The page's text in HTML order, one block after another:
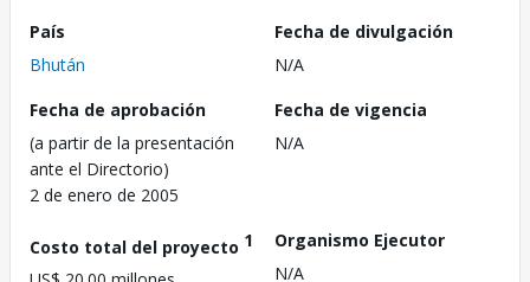
País
Bhután
Fecha de divulgación
N/A
Fecha de aprobación
(a partir de la presentación
ante el Directorio)
2 de enero de 2005
Fecha de vigencia
N/A
Costo total del proyecto 1
Organismo Ejecutor
N/A